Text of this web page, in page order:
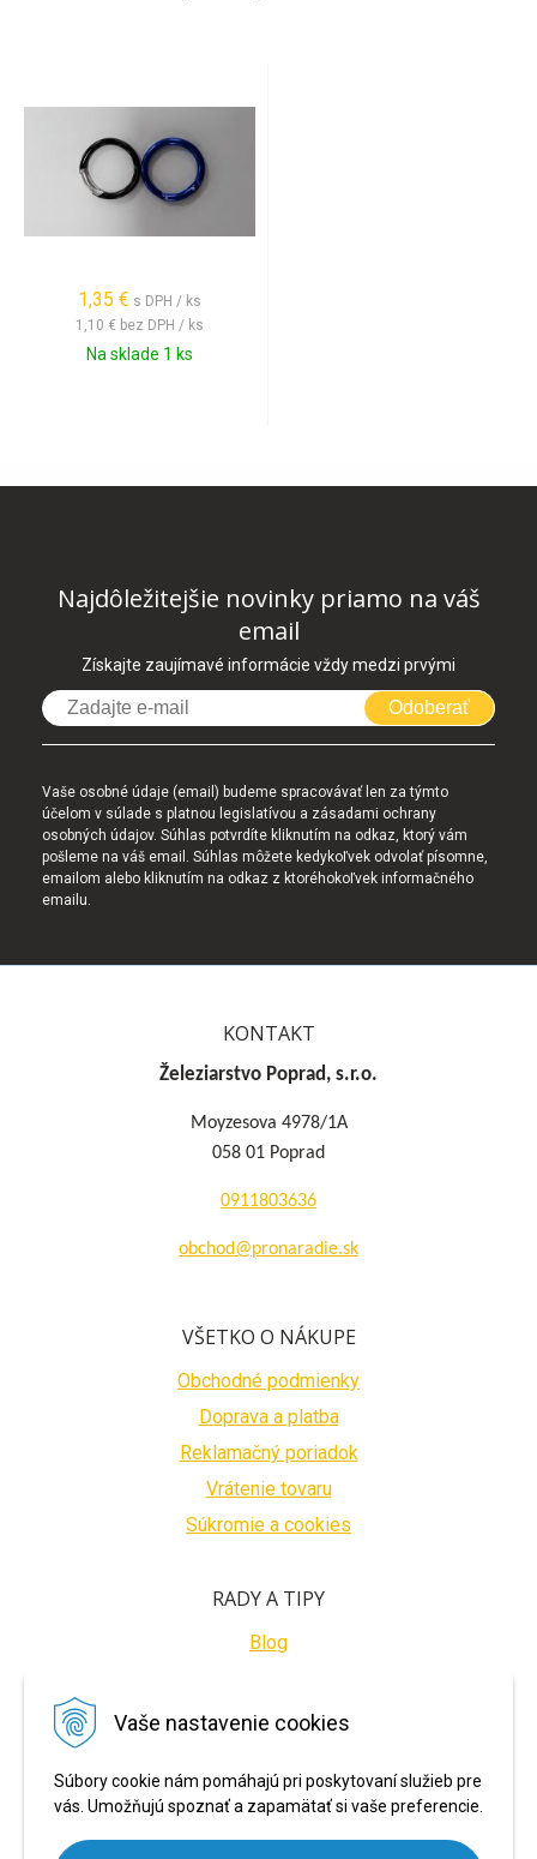
Vaše nastavenie cookies
Súbory cookie nám pomáhajú pri poskytovaní služieb pre
vás. Umožňujú spoznať a zapamätať si vaše preferencie.
1,35 € s DPH / ks
1,10 € bez DPH / ks
Na sklade 1 ks
Najdôležitejšie novinky priamo na váš
email
Získajte zaujímavé informácie vždy medzi prvými
Odoberať
Vaše osobné údaje (email) budeme spracovávať len za týmto
účelom v súlade s platnou legislatívou a zásadami ochrany
osobných údajov. Súhlas potvrdíte kliknutím na odkaz, ktorý vám
pošleme na váš email. Súhlas môžete kedykoľvek odvolať písomne,
emailom alebo kliknutím na odkaz z ktoréhokoľvek informačného
emailu.
KONTAKT
Železiarstvo Poprad, s.r.o.
Moyzesova 4978/1A
058 01 Poprad
0911803636
obchod@pronaradie.sk
VŠETKO O NÁKUPE
Obchodné podmienky
Doprava a platba
Reklamačný poriadok
Vrátenie tovaru
Súkromie a cookies
RADY A TIPY
Blog
BEZPEČNÉ PLATBY